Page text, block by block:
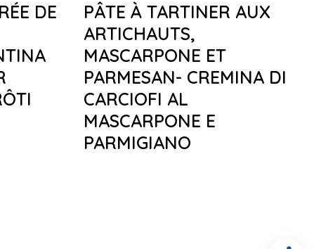
DE
PÂTE À TARTINER AUX
ARTICHAUTS,
MASCARPONE ET
PARMESAN- CREMINA DI
CARCIOFI AL
MASCARPONE E
PARMIGIANO